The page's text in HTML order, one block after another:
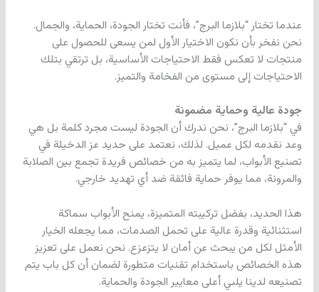
عندما تختار “بلازما البرج”، فأنت تختار الجودة، الحماية، والجمال.
نحن نفخر بأن نكون الاختيار الأول لمن يسعى للحصول على
منتجات لا تعكس فقط الاحتياجات الأساسية، بل ترتقي بتلك
الاحتياجات إلى مستوى من الفخامة والتميز.
جودة عالية وحماية مضمونة
في “بلازما البرج”، نحن ندرك أن الجودة ليست مجرد كلمة بل هي
وعد نقدمه لكل عميل. لذلك، نعتمد على حديد عز الدخيلة في
تصنيع الأبواب، لما يتميز به من خصائص فريدة تجمع بين الصلابة
والمرونة، مما يوفر حماية فائقة ضد أي تهديد خارجي.
هذا الحديد، بفضل تركيبته المتميزة، يمنح الأبواب سماكة
استثنائية وقدرة عالية على تحمل الصدمات، مما يجعله الخيار
الأمثل لكل من يبحث عن أمان لا يتزعزع. نحن نعمل على تعزيز
هذه الخصائص باستخدام تقنيات متطورة لضمان أن كل باب يتم
تصنيعه لدينا يلبي أعلى معايير الجودة والحماية.